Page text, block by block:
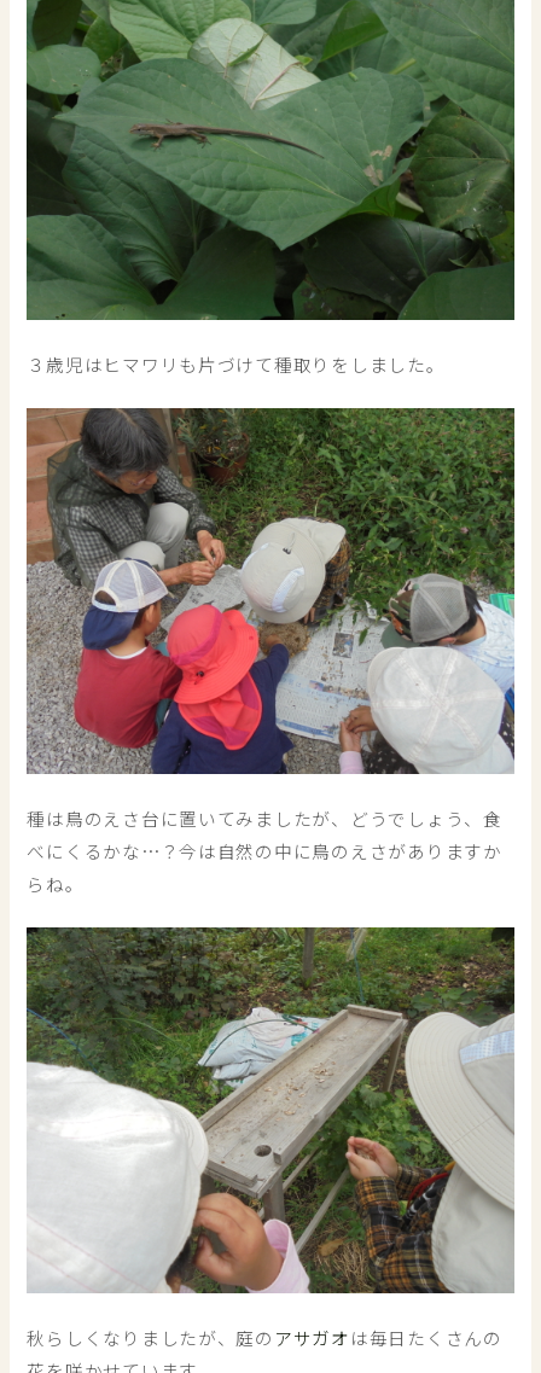
３歳児はヒマワリも片づけて種取りをしました。
種は鳥のえさ台に置いてみましたが、どうでしょう、食
べにくるかな…？今は自然の中に鳥のえさがありますか
らね。
秋らしくなりましたが、庭の アサガオは毎日たくさんの